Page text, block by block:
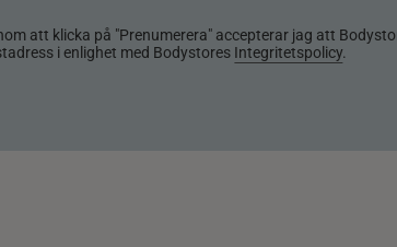
att klicka på "Prenumerera" accepterar jag att
i enlighet med Bodystores Integritetspolicy.